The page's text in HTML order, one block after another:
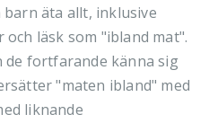
äta allt, inklusive
och läsk som "ibland mat".
de fortfarande känna sig
"maten ibland" med
liknande